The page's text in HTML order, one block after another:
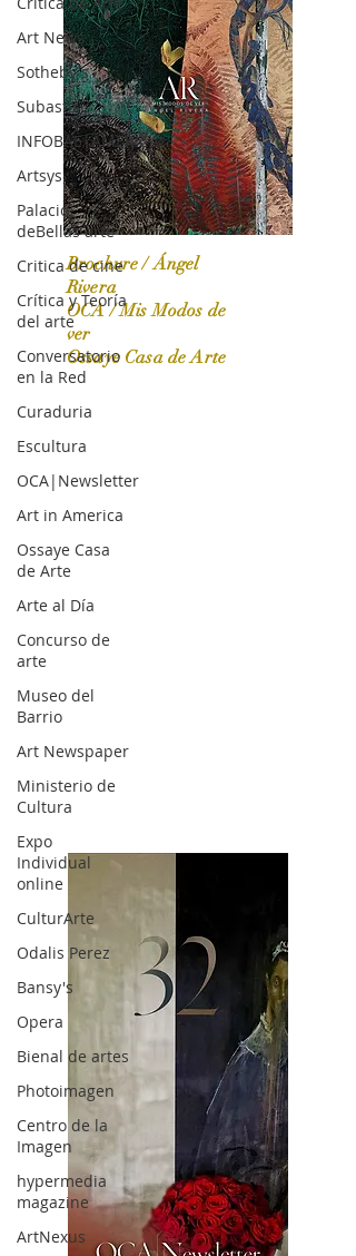
Art News
Sotheby's
Subasta
INFOBAE|AMERICA
Artsys
Palacio
deBellas arte
Critica de cine
Crítica y Teoría
del arte
Conversatorio
en la Red
Curaduria
Escultura
OCA|Newsletter
Art in America
Ossaye Casa
de Arte
Arte al Día
Concurso de
arte
Museo del
Barrio
Art Newspaper
Ministerio de
Cultura
Expo
Individual
online
CulturArte
Odalis Perez
Bansy's
Opera
Bienal de artes
Photoimagen
Centro de la
Imagen
hypermedia
magazine
ArtNexus
OCA|News 31 / Marzo-Abril / 2024
Brochure / Ángel
Rivera
OCA / Mis Modos de
ver
Ossaye Casa de Arte